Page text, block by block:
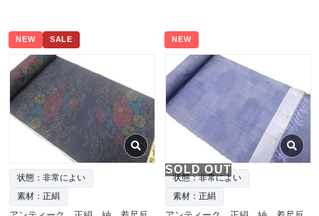
NEW SALE
状態：非常によい
素材：正絹
NEW
SOLD OUT
状態：非常によい
素材：正絹